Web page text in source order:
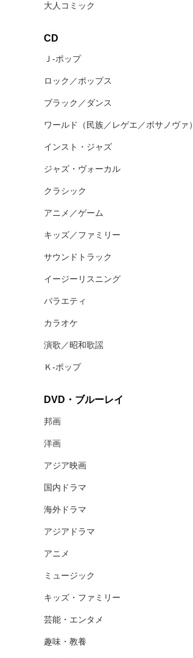
大人コミック
CD
Ｊ‐ポップ
ロック／ポップス
ブラック／ダンス
ワールド（民族／レゲエ／ボサノヴァ）
インスト・ジャズ
ジャズ・ヴォーカル
クラシック
アニメ／ゲーム
キッズ／ファミリー
サウンドトラック
イージーリスニング
バラエティ
カラオケ
演歌／昭和歌謡
Ｋ‐ポップ
DVD・ブルーレイ
邦画
洋画
アジア映画
国内ドラマ
海外ドラマ
アジアドラマ
アニメ
ミュージック
キッズ・ファミリー
芸能・エンタメ
趣味・教養